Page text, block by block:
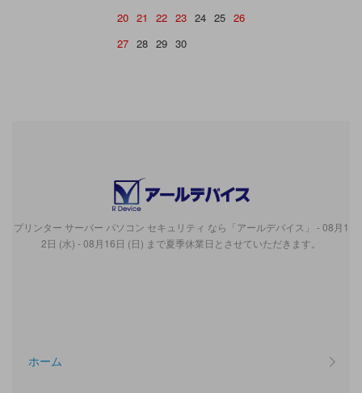
20 21 22 23 24 25 26
27 28 29 30
プリンター サーバー パソコン セキュリティ なら「アールデバイス」 - 08月1
2日 (水) - 08月16日 (日) まで夏季休業日とさせていただきます。
ホーム